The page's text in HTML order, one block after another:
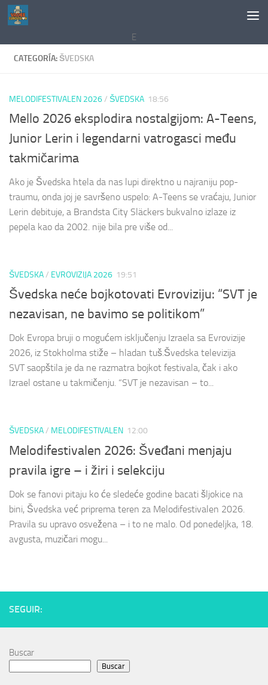
Saltar al contenido
E
CATEGORÍA:ŠVEDSKA
MELODIFESTIVALEN 2026/ ŠVEDSKA 18:56
Mello 2026 eksplodira nostalgijom: A-Teens,
Junior Lerin i legendarni vatrogasci među
takmičarima
Ako je Švedska htela da nas lupi direktno u najraniju pop-
traumu, onda joj je savršeno uspelo: A-Teens se vraćaju, Junior
Lerin debituje, a Brandsta City Släckers bukvalno izlaze iz
pepela kao da 2002. nije bila pre više od...
ŠVEDSKA/ EVROVIZIJA 2026 19:51
Švedska neće bojkotovati Evroviziju: “SVT je
nezavisan, ne bavimo se politikom”
Dok Evropa bruji o mogućem isključenju Izraela sa Evrovizije
2026, iz Stokholma stiže – hladan tuš.Švedska televizija
SVT saopštila je da ne razmatra bojkot festivala, čak i ako
Izrael ostane u takmičenju. “SVT je nezavisan – to...
ŠVEDSKA/ MELODIFESTIVALEN 12:00
Melodifestivalen 2026: Šveđani menjaju
pravila igre – i žiri i selekciju
Dok se fanovi pitaju ko će sledeće godine bacati šljokice na
bini, Švedska već priprema teren za Melodifestivalen 2026.
Pravila su upravo osvežena – i to ne malo. Od ponedeljka, 18.
avgusta, muzičari mogu...
SEGUIR:
Buscar
Buscar